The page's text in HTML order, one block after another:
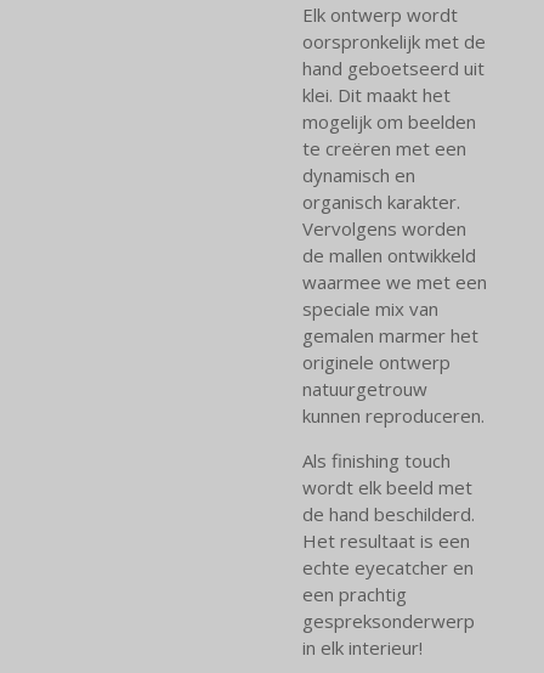
Elk ontwerp wordt
oorspronkelijk met de
hand geboetseerd uit
klei. Dit maakt het
mogelijk om beelden
te creëren met een
dynamisch en
organisch karakter.
Vervolgens worden
de mallen ontwikkeld
waarmee we met een
speciale mix van
gemalen marmer het
originele ontwerp
natuurgetrouw
kunnen reproduceren.
Als finishing touch
wordt elk beeld met
de hand beschilderd.
Het resultaat is een
echte eyecatcher en
een prachtig
gespreksonderwerp
in elk interieur!